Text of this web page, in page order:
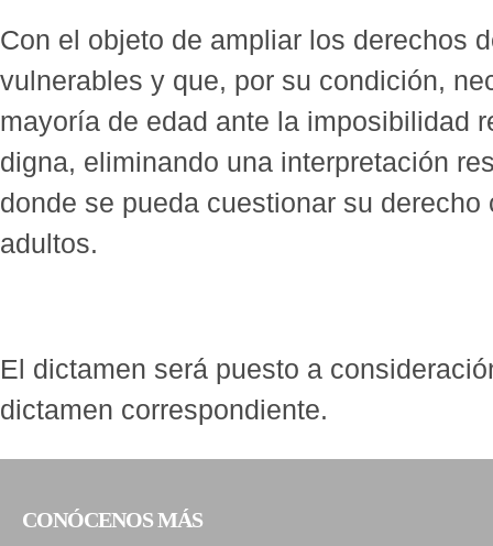
Con el objeto de ampliar los derechos
vulnerables y que, por su condición,
mayoría de edad ante la imposibilidad
digna, eliminando una interpretación
donde se pueda cuestionar su
adultos.
El dictamen será puesto a
dictamen correspondiente.
CONÓCENOS MÁS